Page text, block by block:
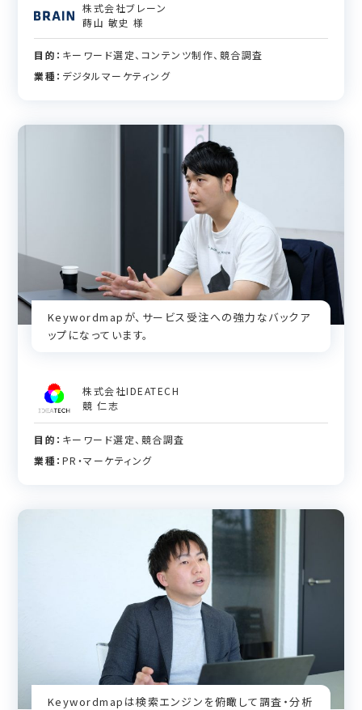
株式会社ブレーン
蒔山 敏史 様
目的： キーワード選定、コンテンツ制作、競合調査
業種： デジタルマーケティング
Keywordmapが、サービス受注への強力なバックア
ップになっています。
株式会社IDEATECH
競 仁志
目的： キーワード選定、競合調査
業種： PR・マーケティング
Keywordmapは検索エンジンを俯瞰して調査・分析